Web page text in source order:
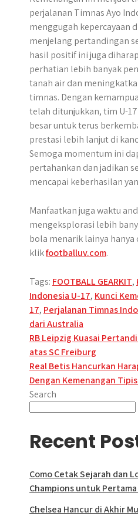
perjalanan Timnas Ayo
menggugah kepercayaan
menjelang pertandingan
hasil positif ini juga
perhatian lebih banyak
tanah air dan
timnas. Dengan
telah ditunjukkan, tim U-
besar untuk terus
prestasi lebih lanjut di
Semoga momentum ini
pertahankan dan jadikan
mencapai keberhasilan
Manfaatkan juga waktu
mengeksplorasi lebih
bola menarik lainya hanya
klikfootballuv.com.
Tags: FOOTBALL GEARKIT,
Indonesia U-17, Kunci
17, Perjalanan Timnas
dari Australia
Post
navigation
RB Leipzig Kuasai
atas SC Freiburg
Real Betis Hancurkan
Dengan Kemenangan
Search
Recent
Como Cetak Sejarah dan
Champions untuk
Chelsea Hancur di Akhir